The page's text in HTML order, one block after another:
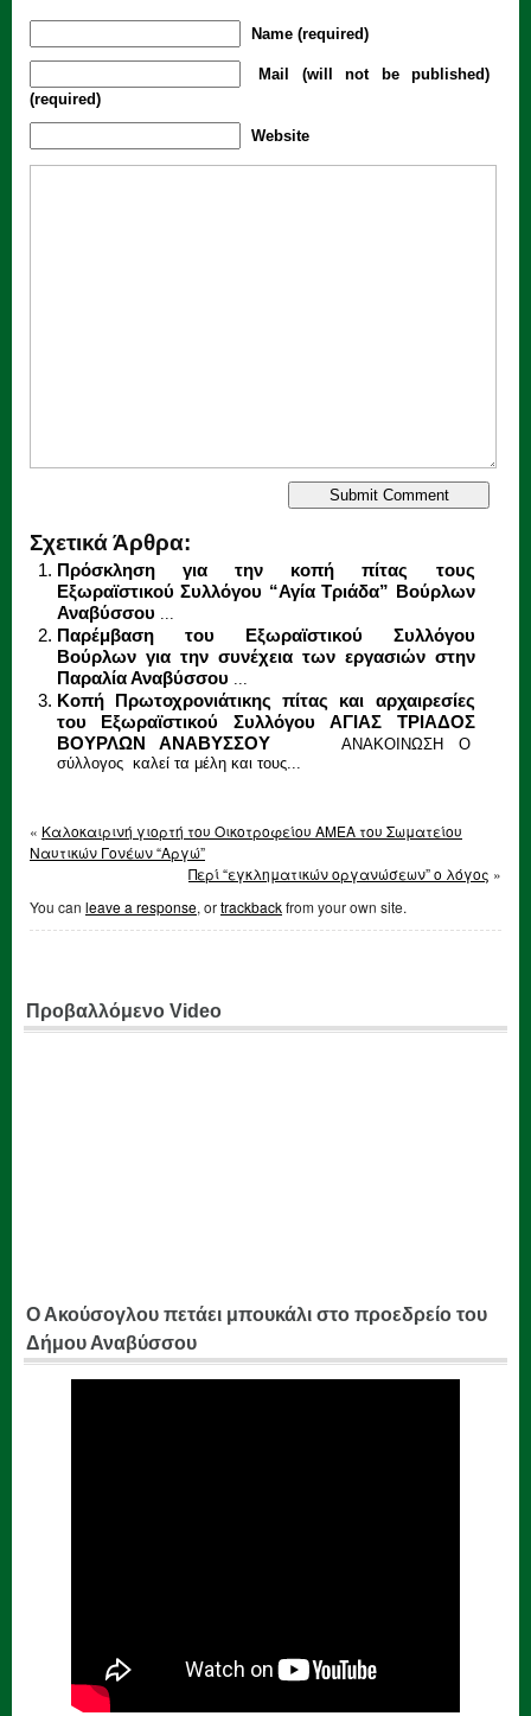
Name (required)
Mail (will not be published)
(required)
Website
Σχετικά Άρθρα:
Πρόσκληση για την κοπή πίτας τους
Εξωραϊστικού Συλλόγου “Αγία Τριάδα” Βούρλων
Αναβύσσου ...
Παρέμβαση του Εξωραϊστικού Συλλόγου
Βούρλων για την συνέχεια των εργασιών στην
Παραλία Αναβύσσου ...
Κοπή Πρωτοχρονιάτικης πίτας και αρχαιρεσίες
του Εξωραϊστικού Συλλόγου ΑΓΙΑΣ ΤΡΙΑΔΟΣ
ΒΟΥΡΛΩΝ ΑΝΑΒΥΣΣΟΥ
ΑΝΑΚΟΙΝΩΣΗ Ο
σύλλογος καλεί τα μέλη και τους...
« Καλοκαιρινή γιορτή του Οικοτροφείου ΑΜΕΑ του Σωματείου
Ναυτικών Γονέων “Αργώ”
Περί “εγκληματικών οργανώσεων” ο λόγος »
You can leave a response, ortrackbackfrom your own site.
Προβαλλόμενο Video
Ο Ακούσογλου πετάει μπουκάλι στο προεδρείο του
Δήμου Αναβύσσου